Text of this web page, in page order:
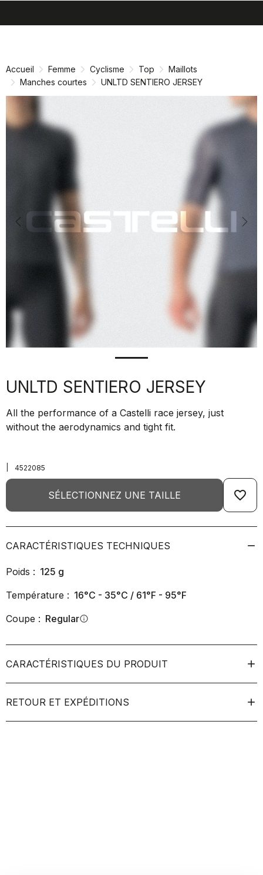
directement
navigation
directement
Accueil Femme Cyclisme Top
Maillots
Manches courtes
UNLTD SENTIERO JERSEY
Previous
UNLTD SENTIERO JERSEY
All the performance of a Castelli race jersey, just
without the aerodynamics and tight fit.
4522085
SÉLECTIONNEZ UNE TAILLE favorite_border
CARACTÉRISTIQUES TECHNIQUES
Poids : 125 g
Température : 16°C - 35°C / 61°F - 95°F
Coupe : Regularinfo
CARACTÉRISTIQUES DU PRODUIT
RETOUR ET EXPÉDITIONS